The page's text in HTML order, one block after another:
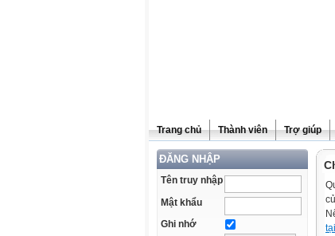
Trang chủ Thành viên Trợ giúp
ĐĂNG NHẬP
Tên truy nhập
Mật khẩu
Ghi nhớ